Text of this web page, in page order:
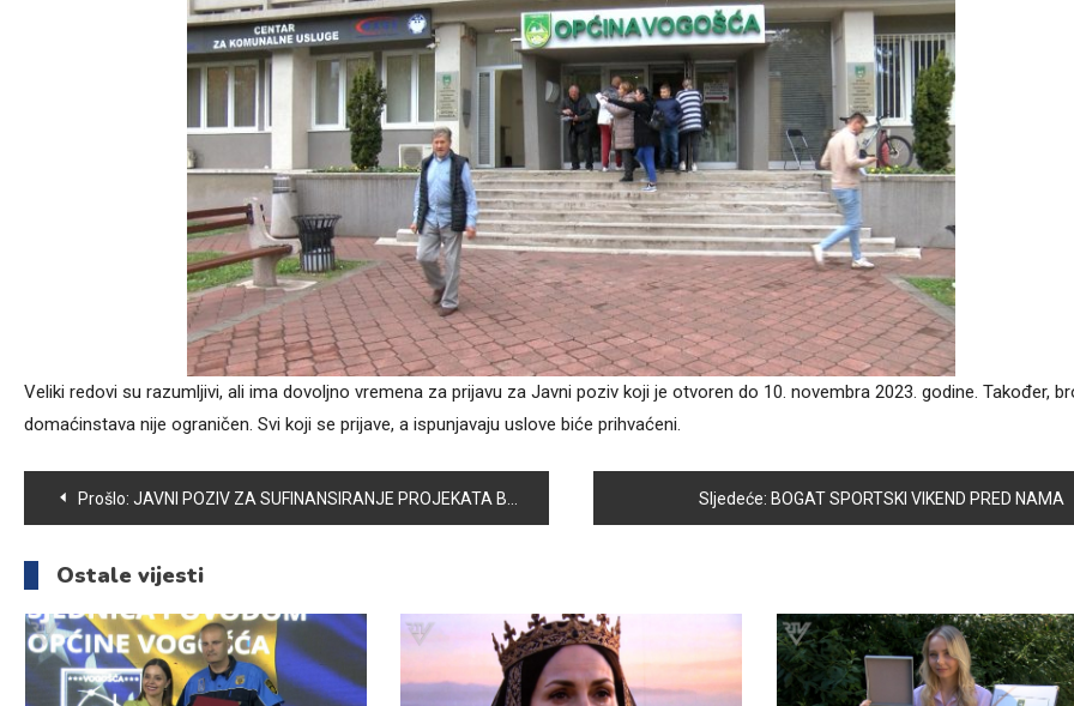
Veliki redovi su razumljivi, ali ima dovoljno vremena za prijavu za Javni poziv koji je otvoren do 10. novembra 2023. godine. Također,
domaćinstava nije ograničen. Svi koji se prijave, a ispunjavaju uslove biće prihvaćeni.
Navigacija
članaka
Prošlo: JAVNI POZIV ZA SUFINANSIRANJE PROJEKATA BORAČKIH UDRUŽENJA, UDRUŽENJA CIVILNIH ŽRTAVA RATA, LOGORAŠA I NESTALIH IZ BUDŽETA OPĆINE VOGOŠĆA ZA 2024. GODINU Sljedeće: BOGAT SPORTSKI VIKEND PRED NAMA
Ostale vijesti